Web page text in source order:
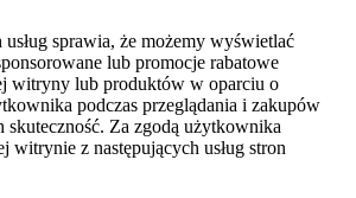
sprawia, że możemy wyświetlać
lub promocje rabatowe
witryny lub produktów w oparciu o
podczas przeglądania i zakupów
skuteczność. Za zgodą użytkownika
witrynie z następujących usług stron